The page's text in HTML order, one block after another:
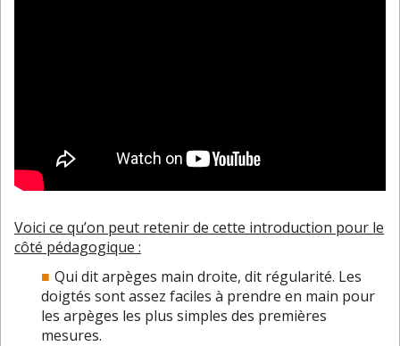
Voici ce qu’on peut retenir de cette introduction pour le
côté pédagogique :
Qui dit arpèges main droite, dit régularité. Les
doigtés sont assez faciles à prendre en main pour
les arpèges les plus simples des premières
mesures.